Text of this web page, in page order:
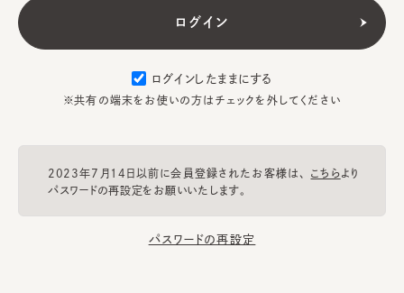
ログインしたままにする
※共有の端末をお使いの方はチェックを外してください
2023年7月14日以前に会員登録されたお客様は、 こちらより
パスワードの再設定をお願いいたします。
パスワードの再設定